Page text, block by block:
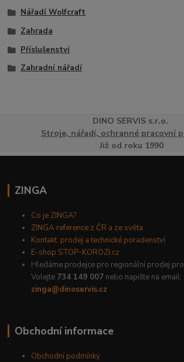
Nářadí Wolfcraft
Zahrada
Příslušenství
Zahradní nářadí
DINO SERVISs.r.o.
Stroje, nářadí, ochranné pracovní
Již od roku 1990
ZINGA
Co je ZINGA?
ZINGA reference z ČR a ze světa
Kontakt: prodej a technické poradenství
E-shop STOP-KOROZI.cz
Hledáme prodejce pro regionální prodej
Volejte 734 149 007 nebo napište na email:
zinga@dinoservis.cz
Obchodní informace
Obchodní podmínky